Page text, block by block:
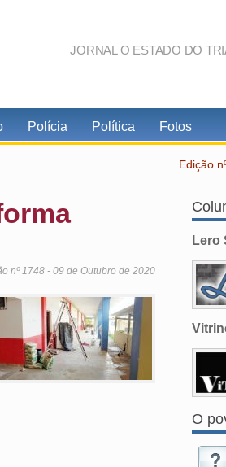
JORNAL O ESTADO DO
Polícia Política Fotos
Edição
nº 1748 - 09 de Outubro de 2020
Lero
O